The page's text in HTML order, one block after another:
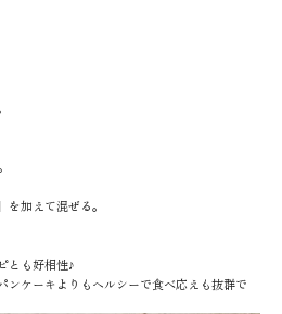
加えて混ぜる。
とも好相性♪
ンケーキよりもヘルシーで食べ応えも抜群で